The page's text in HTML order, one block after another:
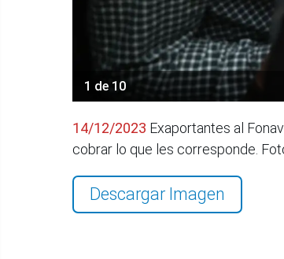
1 de 10
14/12/2023 Exaportantes al
cobrar lo que les corresponde.
Descargar Imagen